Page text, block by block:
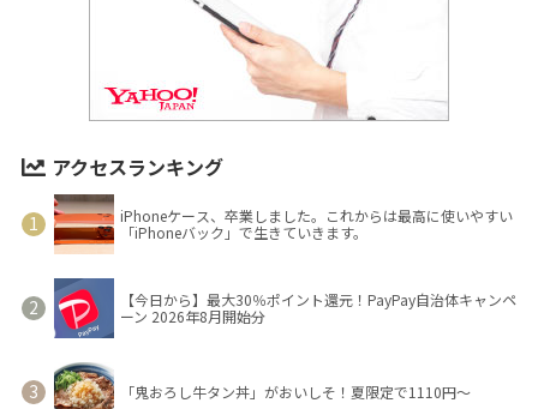
アクセスランキング
iPhoneケース、卒業しました。これからは最高に使いやすい
「iPhoneバック」で生きていきます。
【今日から】最大30％ポイント還元！PayPay自治体キャンペ
ーン 2026年8月開始分
「鬼おろし牛タン丼」がおいしそ！夏限定で1110円～